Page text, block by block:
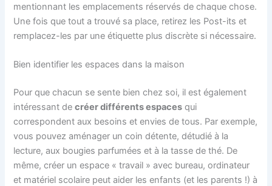
mentionnant les emplacements réservés de chaque chose.
Une fois que tout a trouvé sa place, retirez les Post-its et
remplacez-les par une étiquette plus discrète si nécessaire.
Bien identifier les espaces dans la maison
Pour que chacun se sente bien chez soi, il est également
intéressant decréer différents espaces qui
correspondent aux besoins et envies de tous. Par exemple,
vous pouvez aménager un coin détente, détudié à la
lecture, aux bougies parfumées et à la tasse de thé. De
même, créer un espace « travail » avec bureau, ordinateur
et matériel scolaire peut aider les enfants (et les parents !) à